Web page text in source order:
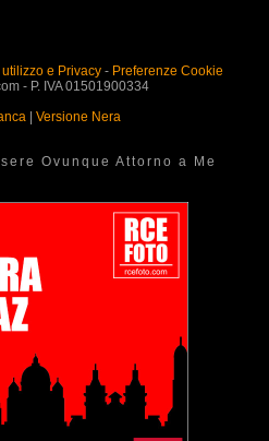
e Privacy- Preferenze Cookie
- P. IVA 01501900334
Versione Nera
Ovunque Attorno a Me